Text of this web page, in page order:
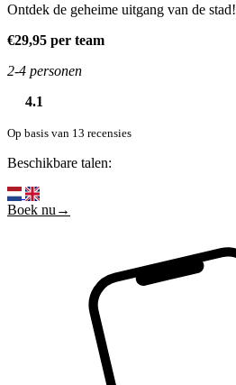
Ontdek de geheime uitgang van de stad!
€29,95 per team
2-4 personen
4.1
Op basis van 13 recensies
Beschikbare talen:
Boek nu→